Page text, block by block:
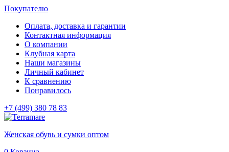
Покупателю
Оплата, доставка и гарантии
Контактная информация
О компании
Клубная карта
Наши магазины
Личный кабинет
К сравнению
Понравилось
+7 (499) 380 78 83
Женская обувь и сумки оптом